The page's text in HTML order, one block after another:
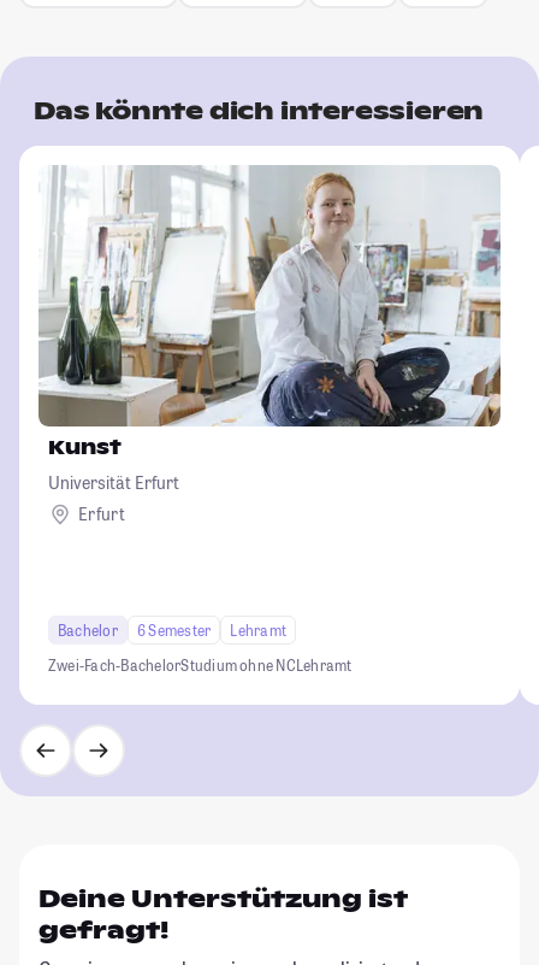
Das könnte dich interessieren
Kunst
Universität Erfurt
Erfurt
Bachelor 6 Semester
Lehramt
Zwei-Fach-BachelorStudium ohne NCLehramt
Deine Unterstützung ist
gefragt!